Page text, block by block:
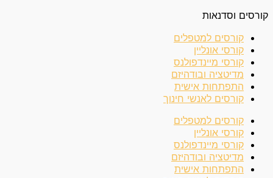
קורסים וסדנאות
קורסים למטפלים
קורסי אונליין
קורסי מיינדפולנס
מדיטציה ובודהיזם
התפתחות אישית
קורסים לאנשי חינוך
קורסים למטפלים
קורסי אונליין
קורסי מיינדפולנס
מדיטציה ובודהיזם
התפתחות אישית